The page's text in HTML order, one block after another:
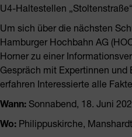
U4-Haltestellen
Um sich über die nächsten
Hamburger Hochbahn AG
Horner zu einer
Gespräch mit Expertinnen und
erfahren Interessierte alle
Wann: Sonnabend, 18. Juni
Wo: Philippuskirche,